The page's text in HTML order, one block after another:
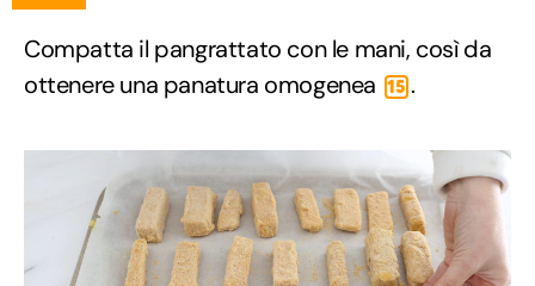
Compatta il pangrattato con le mani, così da
ottenere una panatura omogenea 15 .